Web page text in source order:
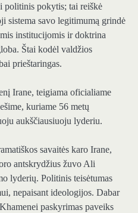
politinis pokytis; tai reiškė
sistema savo legitimumą grindė
institucijomis ir doktrina
Štai kodėl valdžios
prieštaringas.
Irane, teigiama oficialiame
kuriame 56 metų
aukščiausiuoju lyderiu.
savaitės karo Irane,
antskrydžius žuvo Ali
lyderių. Politinis teisėtumas
nepaisant ideologijos. Dabar
paskyrimas paveiks